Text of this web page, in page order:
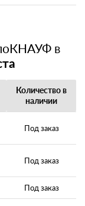
в
Количество в
наличии
Под заказ
Под заказ
Под заказ